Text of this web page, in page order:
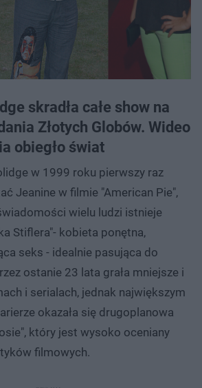
skradła całe show na
Złotych Globów. Wideo
obiegło świat
w 1999 roku pierwszy raz
Jeanine w filmie "American Pie",
wielu ludzi istnieje
Stiflera"- kobieta ponętna,
seks - idealnie pasująca do
ostanie 23 lata grała mniejsze i
i serialach, jednak największym
okazała się drugoplanowa
który jest wysoko oceniany
filmowych.